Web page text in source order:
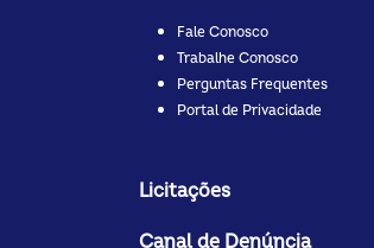
Fale Conosco
Trabalhe Conosco
Perguntas Frequentes
Portal de Privacidade
Licitações
Canal de Denúncia